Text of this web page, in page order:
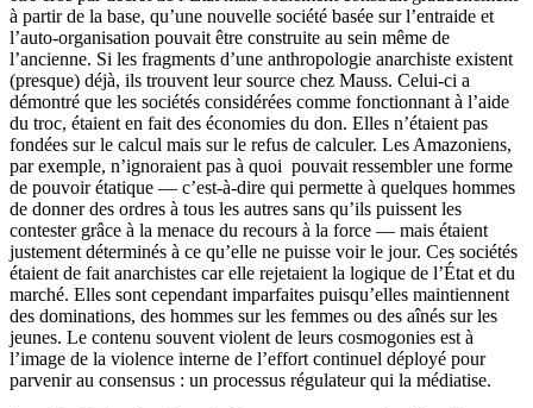
à partir de la base, qu’une nouvelle société basée sur l’entraide et
l’auto-organisation pouvait être construite au sein même de
l’ancienne. Si les fragments d’une anthropologie anarchiste existent
(presque) déjà, ils trouvent leur source chez Mauss. Celui-ci a
démontré que les sociétés considérées comme fonctionnant à l’aide
du troc, étaient en fait des économies du don. Elles n’étaient pas
fondées sur le calcul mais sur le refus de calculer. Les Amazoniens,
par exemple, n’ignoraient pas à quoi pouvait ressembler une forme
de pouvoir étatique — c’est-à-dire qui permette à quelques hommes
de donner des ordres à tous les autres sans qu’ils puissent les
contester grâce à la menace du recours à la force — mais étaient
justement déterminés à ce qu’elle ne puisse voir le jour. Ces sociétés
étaient de fait anarchistes car elle rejetaient la logique de l’État et du
marché. Elles sont cependant imparfaites puisqu’elles maintiennent
des dominations, des hommes sur les femmes ou des aînés sur les
jeunes. Le contenu souvent violent de leurs cosmogonies est à
l’image de la violence interne de l’effort continuel déployé pour
parvenir au consensus : un processus régulateur qui la médiatise.